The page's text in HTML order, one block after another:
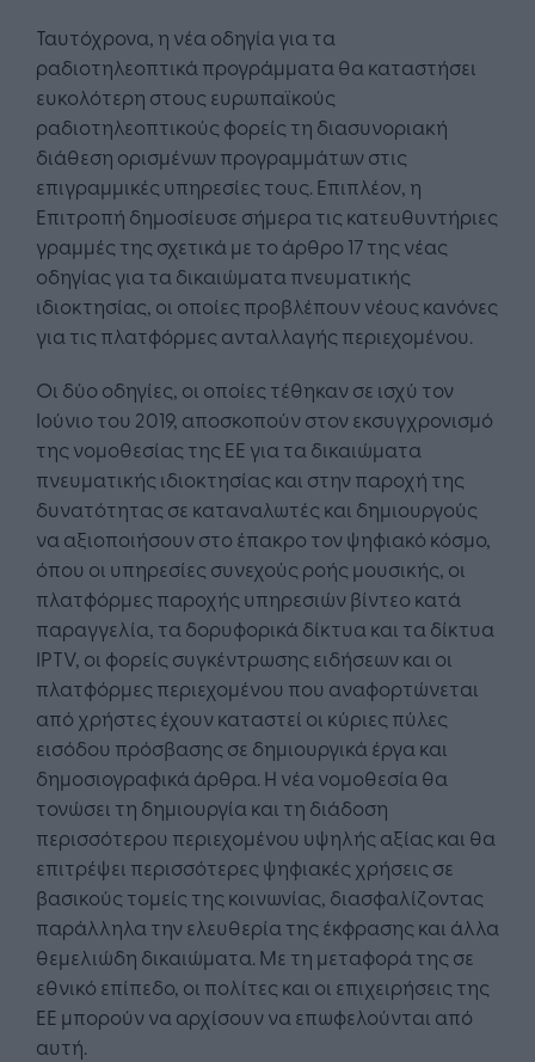
Ταυτόχρονα, η νέα οδηγία για τα
ραδιοτηλεοπτικά προγράμματα θα καταστήσει
ευκολότερη στους ευρωπαϊκούς
ραδιοτηλεοπτικούς φορείς τη διασυνοριακή
διάθεση ορισμένων προγραμμάτων στις
επιγραμμικές υπηρεσίες τους. Επιπλέον, η
Επιτροπή δημοσίευσε σήμερα τις κατευθυντήριες
γραμμές της σχετικά με το άρθρο 17 της νέας
οδηγίας για τα δικαιώματα πνευματικής
ιδιοκτησίας, οι οποίες προβλέπουν νέους κανόνες
για τις πλατφόρμες ανταλλαγής περιεχομένου.
Οι δύο οδηγίες, οι οποίες τέθηκαν σε ισχύ τον
Ιούνιο του 2019, αποσκοπούν στον εκσυγχρονισμό
της νομοθεσίας της ΕΕ για τα δικαιώματα
πνευματικής ιδιοκτησίας και στην παροχή της
δυνατότητας σε καταναλωτές και δημιουργούς
να αξιοποιήσουν στο έπακρο τον ψηφιακό κόσμο,
όπου οι υπηρεσίες συνεχούς ροής μουσικής, οι
πλατφόρμες παροχής υπηρεσιών βίντεο κατά
παραγγελία, τα δορυφορικά δίκτυα και τα δίκτυα
IPTV, οι φορείς συγκέντρωσης ειδήσεων και οι
πλατφόρμες περιεχομένου που αναφορτώνεται
από χρήστες έχουν καταστεί οι κύριες πύλες
εισόδου πρόσβασης σε δημιουργικά έργα και
δημοσιογραφικά άρθρα. Η νέα νομοθεσία θα
τονώσει τη δημιουργία και τη διάδοση
περισσότερου περιεχομένου υψηλής αξίας και θα
επιτρέψει περισσότερες ψηφιακές χρήσεις σε
βασικούς τομείς της κοινωνίας, διασφαλίζοντας
παράλληλα την ελευθερία της έκφρασης και άλλα
θεμελιώδη δικαιώματα. Με τη μεταφορά της σε
εθνικό επίπεδο, οι πολίτες και οι επιχειρήσεις της
ΕΕ μπορούν να αρχίσουν να επωφελούνται από
αυτή.